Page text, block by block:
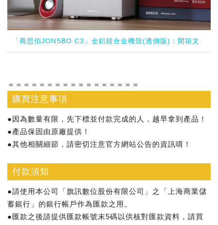
「喬思伯JONSBO C3」全鋁鎂合金機殼(透側版)：開箱文
＝＝＝＝＝＝＝＝＝＝＝＝＝＝＝＝＝
購買注意事項
●因為數量有限，先下標並付款完成的人，越早拿到產品！
●產品保固由原廠提供！
●其他相關細節，請密切注意官方網站公告的資訊唷！
付款須知
●請使用本公司「旗訊數位股份有限公司」之「上海商業儲
蓄銀行」的銀行帳戶作為匯款之用。
●匯款之後請提供匯款帳號末5碼以供核對匯款資料，請買